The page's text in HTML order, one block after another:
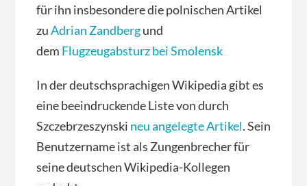
für ihn insbesondere die polnischen Artikel
zuAdrian Zandbergund
dem Flugzeugabsturz bei Smolensk
In der deutschsprachigen Wikipedia gibt es
eine beeindruckende Liste von durch
Szczebrzeszynski neu angelegte Artikel. Sein
Benutzername ist als Zungenbrecher für
seine deutschen Wikipedia-Kollegen